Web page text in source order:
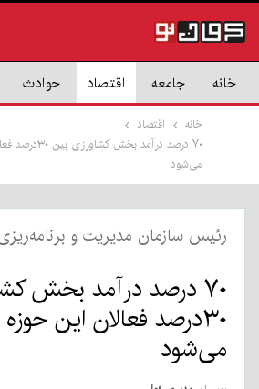
خانه جامعه اقتصاد حوادث
خانه
اقتصاد
۷۰ درصد درآمد
می‌شود
رئیس سازمان مدیریت و
۷۰ درصد درآمد بخش
۳۰درصد فعالان این
می‌شود